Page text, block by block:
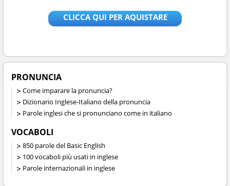
CLICCA QUI PER AQUISTARE
PRONUNCIA
Come imparare la pronuncia?
Dizionario Inglese-Italiano della pronuncia
Parole inglesi che si pronunciano come in italiano
VOCABOLI
850 parole del Basic English
100 vocaboli più usati in inglese
Parole internazionali in inglese